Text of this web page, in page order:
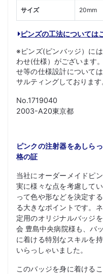
サイズ 20mm
ピンズの工法については
※ピンズ(ピンバッジ）に
わせ(仕様）がございます
せ等の仕様設計について
サルティングしております
No.1719040
2003-A20東京都
ピンクの注射器をあしら
格の証
当社にオーダーメイドピ
実に様々な点を考慮して
って色や形などを決定す
る大きなポイントです。
定用のオリジナルバッジ
会 豊島中央病院様も、バ
に着ける特別なスキルを
いらっしゃいました。
このバッジを身に着ける